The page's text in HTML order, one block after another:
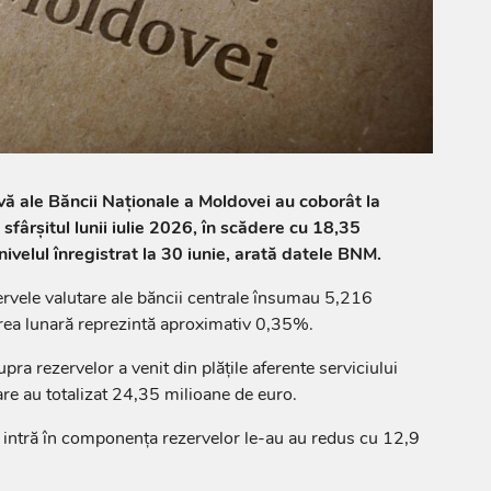
ale Băncii Naționale a Moldovei au coborât la
lunii iulie 2026, în scădere cu 18,35
înregistrat la 30 iunie, arată datele BNM.
valutare ale băncii centrale însumau 5,216
lunară reprezintă aproximativ 0,35%.
rezervelor a venit din plățile aferente serviciului
au totalizat 24,35 milioane de euro.
în componența rezervelor le-au au redus cu 12,9